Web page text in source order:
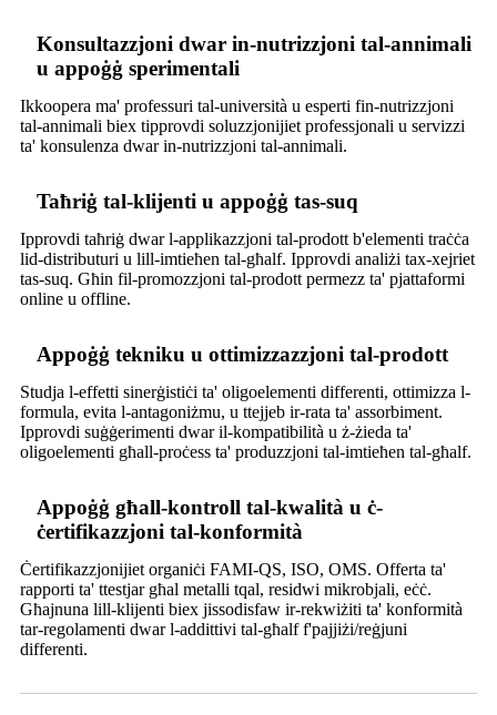
Konsultazzjoni dwar in-nutrizzjoni tal-annimali
u appoġġ sperimentali
Ikkoopera ma' professuri tal-università u esperti fin-nutrizzjoni
tal-annimali biex tipprovdi soluzzjonijiet professjonali u servizzi
ta' konsulenza dwar in-nutrizzjoni tal-annimali.
Taħriġ tal-klijenti u appoġġ tas-suq
Ipprovdi taħriġ dwar l-applikazzjoni tal-prodott b'elementi traċċa
lid-distributuri u lill-imtieħen tal-għalf. Ipprovdi analiżi tax-xejriet
tas-suq. Għin fil-promozzjoni tal-prodott permezz ta' pjattaformi
online u offline.
Appoġġ tekniku u ottimizzazzjoni tal-prodott
Studja l-effetti sinerġistiċi ta' oligoelementi differenti, ottimizza l-
formula, evita l-antagoniżmu, u ttejjeb ir-rata ta' assorbiment.
Ipprovdi suġġerimenti dwar il-kompatibilità u ż-żieda ta'
oligoelementi għall-proċess ta' produzzjoni tal-imtieħen tal-għalf.
Appoġġ għall-kontroll tal-kwalità u ċ-
ċertifikazzjoni tal-konformità
Ċertifikazzjonijiet organiċi FAMI-QS, ISO, OMS. Offerta ta'
rapporti ta' ttestjar għal metalli tqal, residwi mikrobjali, eċċ.
Għajnuna lill-klijenti biex jissodisfaw ir-rekwiżiti ta' konformità
tar-regolamenti dwar l-addittivi tal-għalf f'pajjiżi/reġjuni
differenti.